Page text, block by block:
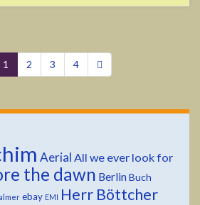
1 2 3 4
Aerial All we ever look for
the dawn Berlin Buch
ebay EMI Herr Böttcher